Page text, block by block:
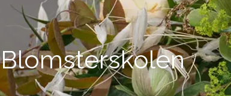
Blomsterskolen